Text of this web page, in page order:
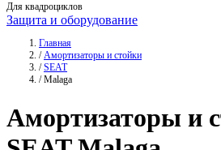
Для квадроциклов
Защита и оборудование
Главная
/ Амортизаторы и стойки
/ SEAT
/ Malaga
Амортизаторы и